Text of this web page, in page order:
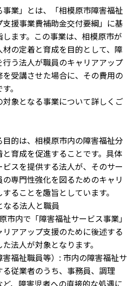
業」とは、「相模原市障害福祉
援事業費補助金交付要綱」に基
ます。この事業は、相模原市が
の定着と育成を目的として、障
う法人が職員のキャリアアップ
受講させた場合に、その費用の
。
象となる事業について詳しくご
的は、相模原市内の障害福祉分
育成を促進することです。具体
スを提供する法人が、そのサー
専門性強化を図るためのキャリ
ることを趣旨としています。
る法人と職員
市内で「障害福祉サービス事業」
アアップ支援のために後述する
法人が対象となります。
害福祉職員等）: 市内の障害福祉サ
従業者のうち、事務員、調理